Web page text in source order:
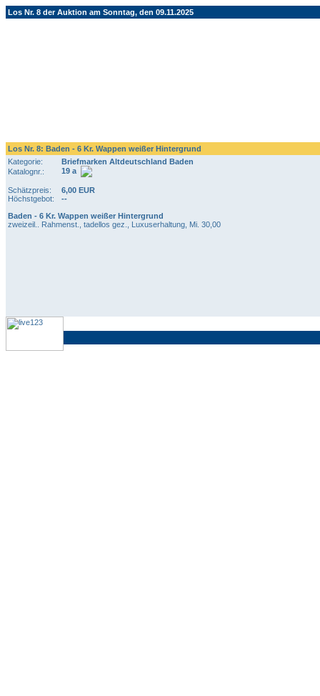
Los Nr. 8 der Auktion am Sonntag, den 09.11.2025
Los Nr. 8: Baden - 6 Kr. Wappen weißer Hintergrund
Kategorie:
Briefmarken Altdeutschland Baden
Katalognr.:
19 a
Schätzpreis:
6,00 EUR
Höchstgebot:
--
Baden - 6 Kr. Wappen weißer Hintergrund
zweizeil.. Rahmenst., tadellos gez., Luxuserhaltung, Mi. 30,00